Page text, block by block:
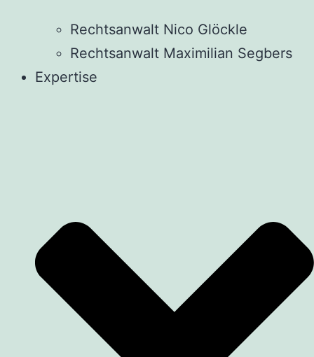
Rechtsanwalt Nico Glöckle
Rechtsanwalt Maximilian Segbers
Expertise